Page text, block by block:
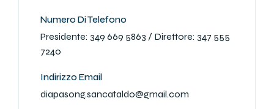
Numero Di Telefono
Presidente: 349 669 5863 / Direttore: 347 555
7240
Indirizzo Email
diapasong.sancataldo@gmail.com